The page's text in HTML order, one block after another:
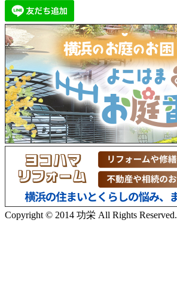
Copyright © 2014 功栄 All Rights Reserved.